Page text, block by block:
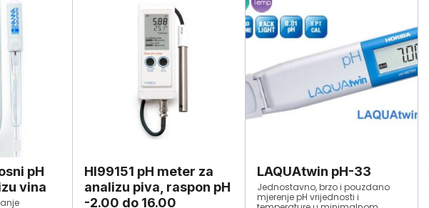
pH
vina
HI99151 pH meter za
analizu piva, raspon pH
-2.00 do 16.00
LAQUAtwin pH-33
Jednostavno, brzo i pouzdano
mjerenje pH vrijednosti i